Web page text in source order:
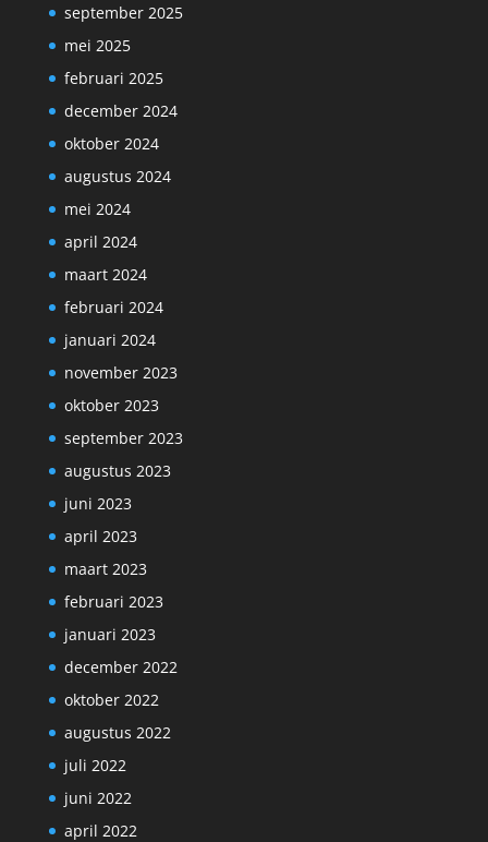
september 2025
mei 2025
februari 2025
december 2024
oktober 2024
augustus 2024
mei 2024
april 2024
maart 2024
februari 2024
januari 2024
november 2023
oktober 2023
september 2023
augustus 2023
juni 2023
april 2023
maart 2023
februari 2023
januari 2023
december 2022
oktober 2022
augustus 2022
juli 2022
juni 2022
april 2022